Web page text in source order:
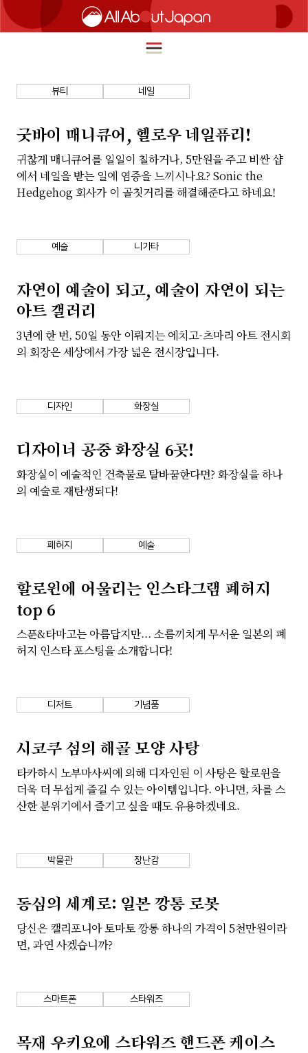
繁體中文
HOME
여행
푸드
이노베이션
회사소개 개인정보 보호정책
뷰티 네일
굿바이 매니큐어, 헬로우 네일퓨리!
귀찮게 매니큐어를 일일이 칠하거나, 5만원을 주고 비싼 샵
에서 네일을 받는 일에 염증을 느끼시나요? Sonic the
Hedgehog 회사가 이 골칫거리를 해결해준다고 하네요!
예술 니가타
자연이 예술이 되고, 예술이 자연이 되는
아트 갤러리
3년에 한 번, 50일 동안 이뤄지는 에치고-츠마리 아트 전시회
의 회장은 세상에서 가장 넓은 전시장입니다.
디자인 화장실
디자이너 공중 화장실 6곳!
화장실이 예술적인 건축물로 탈바꿈한다면? 화장실을 하나
의 예술로 재탄생되다!
폐허지 예술
할로윈에 어울리는 인스타그램 폐허지
top 6
스푼&타마고는 아름답지만... 소름끼치게 무서운 일본의 폐
허지 인스타 포스팅을 소개합니다!
디저트 기념품
시코쿠 섬의 해골 모양 사탕
타카하시 노부마사씨에 의해 디자인된 이 사탕은 할로윈을
더욱 더 무섭게 즐길 수 있는 아이템입니다. 아니면, 차를 스
산한 분위기에서 즐기고 싶을 때도 유용하겠네요.
박물관 장난감
동심의 세계로: 일본 깡통 로봇
당신은 캘리포니아 토마토 깡통 하나의 가격이 5천만원이라
면, 과연 사겠습니까?
스마트폰 스타워즈
목재 우키요에 스타워즈 핸드폰 케이스